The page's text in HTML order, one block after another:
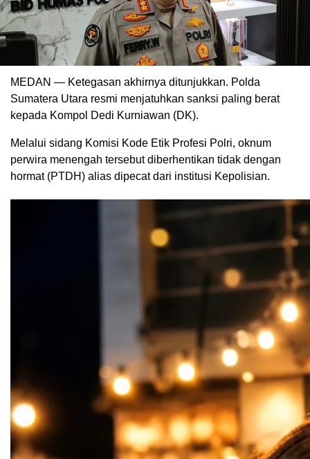
MEDAN — Ketegasan akhirnya ditunjukkan. Polda
Sumatera Utara resmi menjatuhkan sanksi paling berat
kepada Kompol Dedi Kurniawan (DK).
Melalui sidang Komisi Kode Etik Profesi Polri, oknum
perwira menengah tersebut diberhentikan tidak dengan
hormat (PTDH) alias dipecat dari institusi Kepolisian.